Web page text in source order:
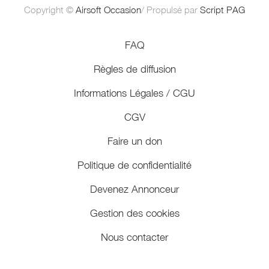
Copyright © Airsoft Occasion/ Propulsé par Script PAG
FAQ
Règles de diffusion
Informations Légales / CGU
CGV
Faire un don
Politique de confidentialité
Devenez Annonceur
Gestion des cookies
Nous contacter